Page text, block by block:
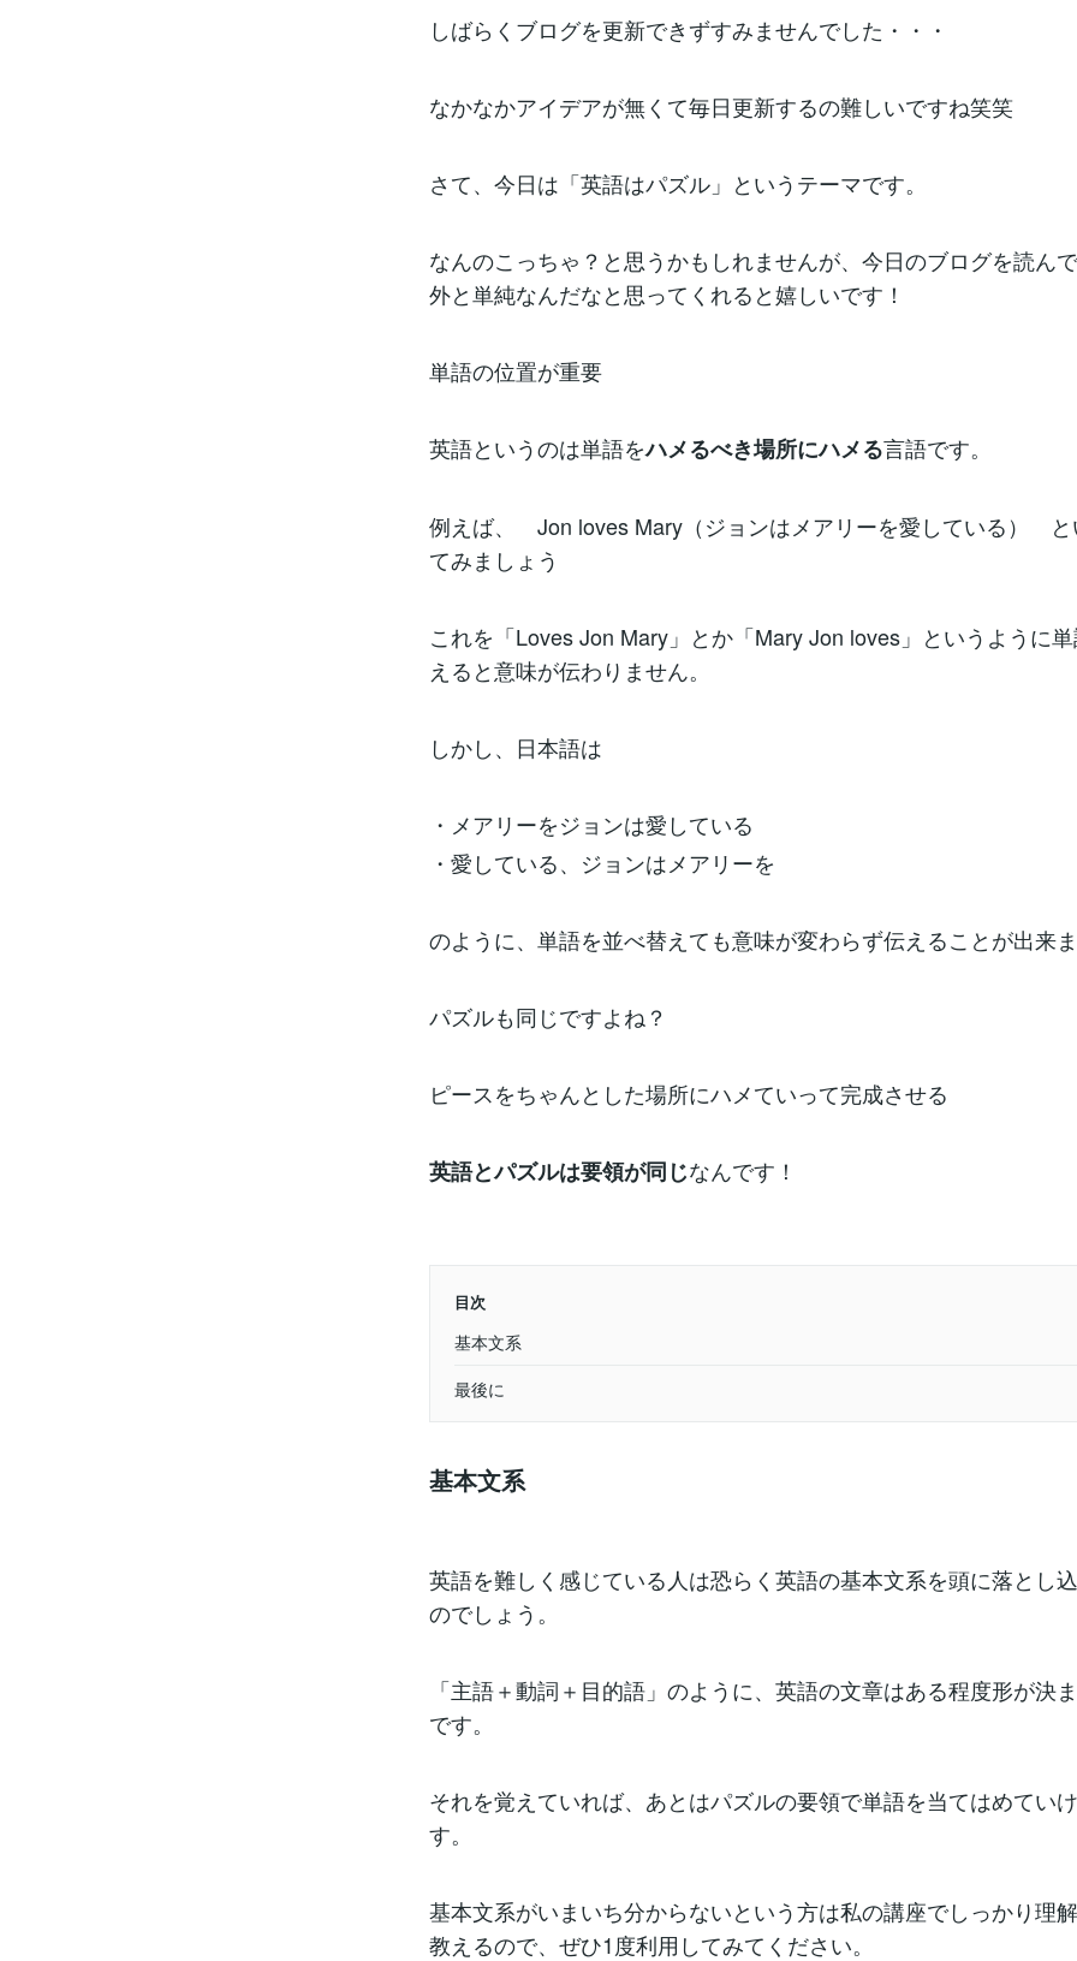
しばらくブログを更新できずすみませんでした・・・
なかなかアイデアが無くて毎日更新するの難しいですね笑笑
さて、今日は「英語はパズル」というテーマです。
なんのこっちゃ？と思うかもしれませんが、今日のブログを読ん
外と単純なんだなと思ってくれると嬉しいです！
単語の位置が重要
英語というのは単語をハメるべき場所にハメる言語です。
例えば、 Jon loves Mary（ジョンはメアリーを愛している） と
てみましょう
これを「Loves Jon Mary」とか「Mary Jon loves」というように
えると意味が伝わりません。
しかし、日本語は
・メアリーをジョンは愛している
・愛している、ジョンはメアリーを
のように、単語を並べ替えても意味が変わらず伝えることが出来
パズルも同じですよね？
ピースをちゃんとした場所にハメていって完成させる
英語とパズルは要領が同じなんです！
目次
基本文系
最後に
基本文系
英語を難しく感じている人は恐らく英語の基本文系を頭に落とし
のでしょう。
「主語＋動詞＋目的語」のように、英語の文章はある程度形が決
です。
それを覚えていれば、あとはパズルの要領で単語を当てはめてい
す。
基本文系がいまいち分からないという方は私の講座でしっかり理
教えるので、ぜひ1度利用してみてください。